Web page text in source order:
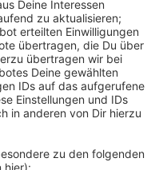
Probe festgestellt
genommen worden ist.
nimmt die Meldung
ersten
an einer Stelle im
die vor den Chempark-
Wasser dort fließt
auch die